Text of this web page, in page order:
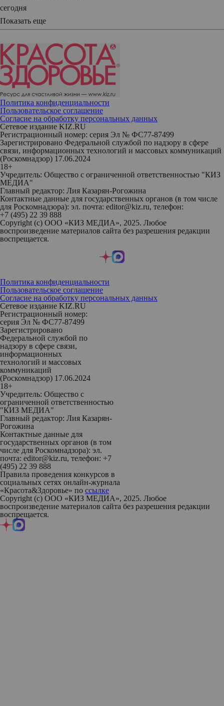
сегодня
Показать еще
Политика конфиденциальности
Пользовательское соглашение
Согласие на обработку персональных данных
Сетевое издание KIZ.RU
Регистрационный номер: серия Эл № ФС77-87499
Зарегистрировано Федеральной службой по надзору в сфере
связи, информационных технологий и массовых коммуникаций
(Роскомнадзор) 17.06.2024
18+
Учредитель: Общество с ограниченной ответственностью "КИЗ
МЕДИА"
Главный редактор: Лия Казарян-Рогожина
Контактные данные для государственных органов (в том числе
для Роскомнадзора): эл. почта: editor@kiz.ru, телефон:
+7 (495) 22 39 888
Copyright (с) ООО «КИЗ МЕДИА», 2025. Любое
воспроизведение материалов сайта без разрешения редакции
воспрещается.
Политика конфиденциальности
Пользовательское соглашение
Согласие на обработку персональных данных
Сетевое издание KIZ.RU
Регистрационный номер:
серия Эл № ФС77-87499
Зарегистрировано
Федеральной службой по
надзору в сфере связи,
информационных
технологий и массовых
коммуникаций
(Роскомнадзор) 17.06.2024
18+
Учредитель: Общество с
ограниченной ответственностью
"КИЗ МЕДИА"
Главный редактор: Лия Казарян-
Рогожина
Контактные данные для
государственных органов (в том
числе для Роскомнадзора): эл.
почта: editor@kiz.ru, телефон: +7
(495) 22 39 888
Правила проведения конкурсов в
социальных сетях онлайн-журнала
«Красота&Здоровье» по ссылке
Copyright (с) ООО «КИЗ МЕДИА», 2025. Любое
воспроизведение материалов сайта без разрешения редакции
воспрещается.